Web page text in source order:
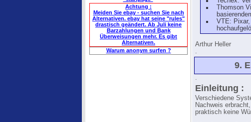
Achtung :
Meiden Sie ebay - suchen Sie nach
Alternativen. ebay hat seine "rules"
drastisch geändert. Ab Juli keine
Barzahlungen und Bank
Überweisungen mehr. Es gibt
Alternativen.
Warum anonym surfen ?
Thomson
VTE:
Arthur Heller
.
9.
.
Einleitung :
Verschiedene
Nachweis
praktisch keine